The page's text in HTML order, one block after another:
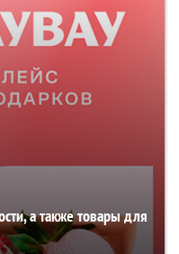
а также товары для